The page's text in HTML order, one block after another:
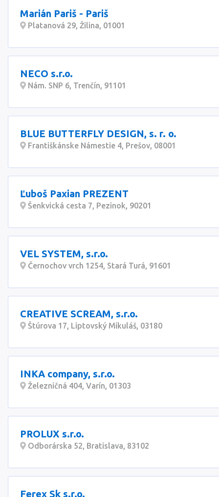
Marián Pariš - Pariš
Platanová 29, Žilina, 01001
NECO s.r.o.
Nám. SNP 6, Trenčín, 91101
BLUE BUTTERFLY DESIGN, s. r. o.
Františkánske Námestie 4, Prešov, 08001
Ľuboš Paxian PREZENT
Šenkvická cesta 7, Pezinok, 90201
VEL SYSTEM, s.r.o.
Černochov vrch 1254, Stará Turá, 91601
CREATIVE SCREAM, s.r.o.
Štúrova 17, Liptovský Mikuláš, 03180
INKA company, s.r.o.
Železničná 404, Varín, 01303
PROLUX s.r.o.
Odborárska 52, Bratislava, 83102
Ferex Sk s.r.o.